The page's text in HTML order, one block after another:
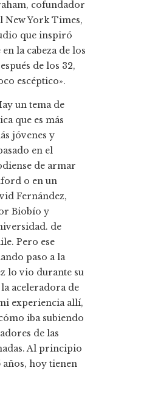
cofundador
New York Times,
que inspiró
la cabeza de los
de los 32,
escéptico».
un tema de
que es más
jóvenes y
en el
de armar
o en un
Fernández,
Biobío y
de
Pero ese
paso a la
lo vio durante su
la aceleradora de
experiencia allí,
iba subiendo
de las
Al principio
hoy tienen